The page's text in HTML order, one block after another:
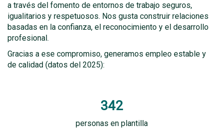
a través del fomento de entornos de trabajo seguros,
igualitarios y respetuosos. Nos gusta construir relaciones
basadas en la confianza, el reconocimiento y el desarrollo
profesional.
Gracias a ese compromiso, generamos empleo estable y
de calidad (datos del 2025):
342
personas en plantilla